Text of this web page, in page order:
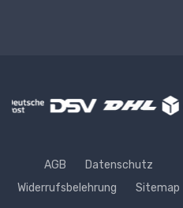
AGB
Datenschutz
Widerrufsbelehrung
Sitemap